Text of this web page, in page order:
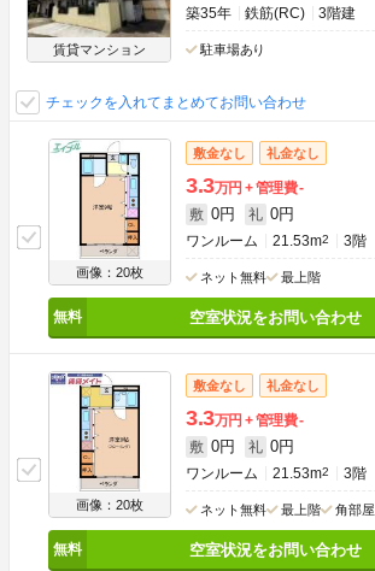
賃貸マンション
築35年
鉄筋(RC) 3階建
駐車場あり
チェックを入れてまとめてお問い合わせ
画像：20枚
敷金なし 礼金なし
3.3万円 管理費-
敷 0円 礼 0円
ワンルーム 21.53m2 3階
ネット無料 最上階
空室状況をお問い合わせ
画像：20枚
敷金なし 礼金なし
3.3万円 管理費-
敷 0円 礼 0円
ワンルーム 21.53m2 3階
ネット無料 最上階 角部屋
空室状況をお問い合わせ